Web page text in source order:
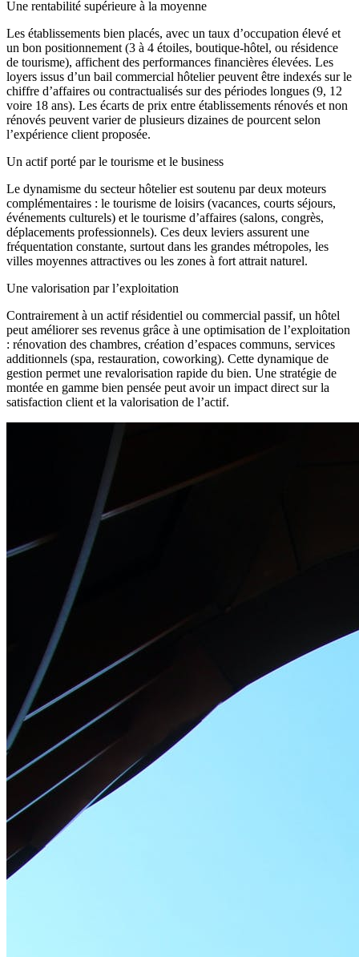
Une rentabilité supérieure à la moyenne
Les établissements bien placés, avec un taux d’occupation élevé et
un bon positionnement (3 à 4 étoiles, boutique-hôtel, ou résidence
de tourisme), affichent des performances financières élevées. Les
loyers issus d’un bail commercial hôtelier peuvent être indexés sur le
chiffre d’affaires ou contractualisés sur des périodes longues (9, 12
voire 18 ans). Les écarts de prix entre établissements rénovés et non
rénovés peuvent varier de plusieurs dizaines de pourcent selon
l’expérience client proposée.
Un actif porté par le tourisme et le business
Le dynamisme du secteur hôtelier est soutenu par deux moteurs
complémentaires : le tourisme de loisirs (vacances, courts séjours,
événements culturels) et le tourisme d’affaires (salons, congrès,
déplacements professionnels). Ces deux leviers assurent une
fréquentation constante, surtout dans les grandes métropoles, les
villes moyennes attractives ou les zones à fort attrait naturel.
Une valorisation par l’exploitation
Contrairement à un actif résidentiel ou commercial passif, un hôtel
peut améliorer ses revenus grâce à une optimisation de l’exploitation
: rénovation des chambres, création d’espaces communs, services
additionnels (spa, restauration, coworking). Cette dynamique de
gestion permet une revalorisation rapide du bien. Une stratégie de
montée en gamme bien pensée peut avoir un impact direct sur la
satisfaction client et la valorisation de l’actif.